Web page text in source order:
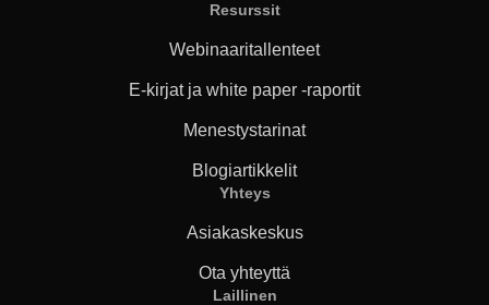
Resurssit
Webinaaritallenteet
E-kirjat ja white paper -raportit
Menestystarinat
Blogiartikkelit
Yhteys
Asiakaskeskus
Ota yhteyttä
Laillinen